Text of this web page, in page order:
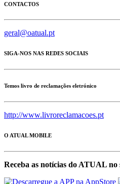
CONTACTOS
geral@oatual.pt
SIGA-NOS NAS REDES SOCIAIS
Temos livro de reclamações eletrónico
http://www.livroreclamacoes.pt
O ATUAL MOBILE
Receba as notícias do ATUAL